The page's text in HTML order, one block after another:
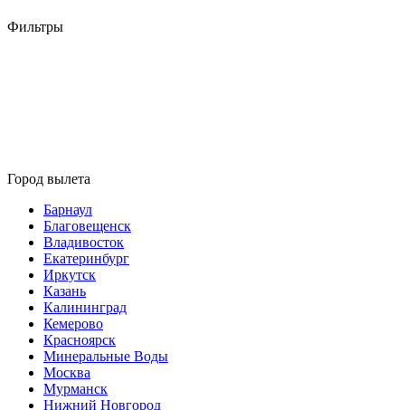
Фильтры
Город вылета
Барнаул
Благовещенск
Владивосток
Екатеринбург
Иркутск
Казань
Калининград
Кемерово
Красноярск
Минеральные Воды
Москва
Мурманск
Нижний Новгород